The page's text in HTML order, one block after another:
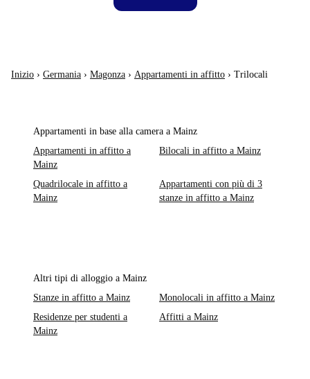
Inizio › Germania › Magonza › Appartamenti in affitto › Trilocali
Appartamenti in base alla camera a Mainz
Appartamenti in affitto a
Mainz
Bilocali in affitto a Mainz
Quadrilocale in affitto a
Mainz
Appartamenti con più di 3
stanze in affitto a Mainz
Altri tipi di alloggio a Mainz
Stanze in affitto a Mainz
Monolocali in affitto a Mainz
Residenze per studenti a
Mainz
Affitti a Mainz